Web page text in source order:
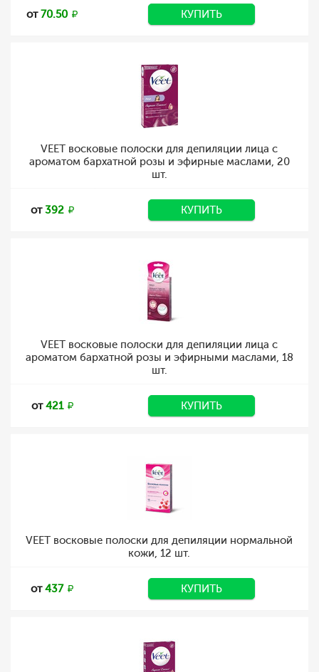
от70.50 КУПИТЬ
VEET восковые полоски для депиляции лица с
ароматом бархатной розы и эфирные маслами, 20
шт.
от392 КУПИТЬ
VEET восковые полоски для депиляции лица с
ароматом бархатной розы и эфирными маслами, 18
шт.
от421 КУПИТЬ
VEET восковые полоски для депиляции нормальной
кожи, 12 шт.
от437 КУПИТЬ